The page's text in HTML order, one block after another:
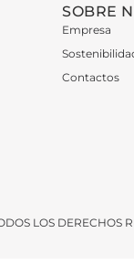
SOBRE
Empresa
Contactos
LOS DERECHOS